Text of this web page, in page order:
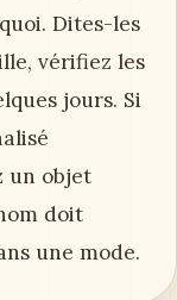
Dites-les
vérifiez les
jours. Si
un objet
doit
une mode.